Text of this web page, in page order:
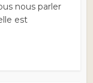
nous parler
est